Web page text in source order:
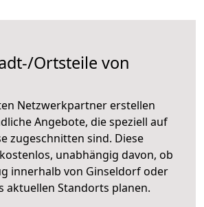
Ortsteile von
Netzwerkpartner erstellen
Angebote, die speziell auf
zugeschnitten sind. Diese
unabhängig davon, ob
innerhalb von Ginseldorf oder
aktuellen Standorts planen.